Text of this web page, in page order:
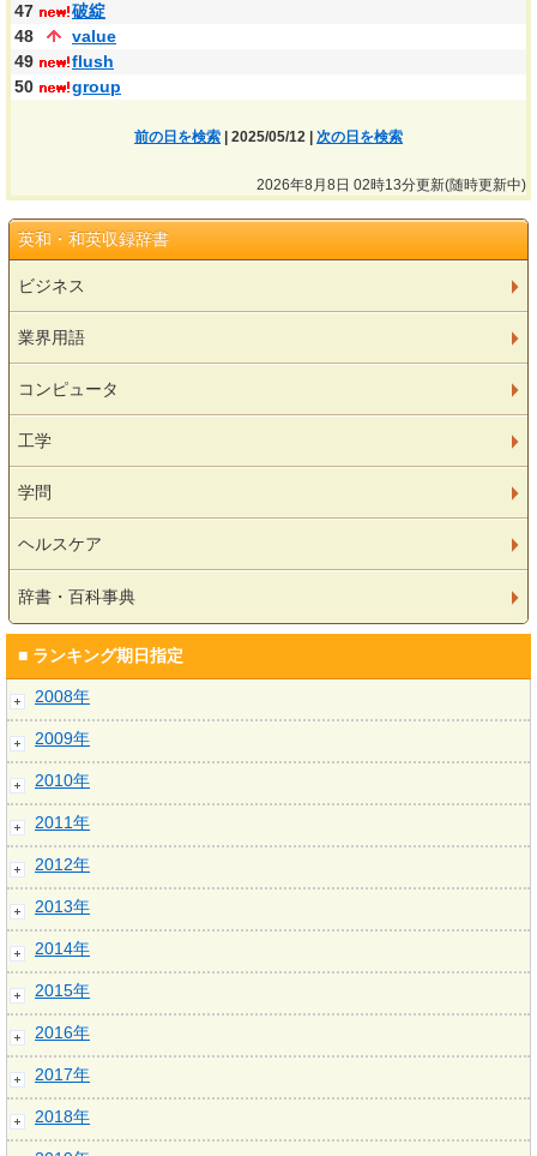
47
破綻
48
value
49
flush
50
group
前の日を検索 | 2025/05/12 | 次の日を検索
2026年8月8日 02時13分更新(随時更新中)
英和・和英収録辞書
ビジネス
業界用語
コンピュータ
工学
学問
ヘルスケア
辞書・百科事典
■ ランキング期日指定
2008年
2009年
2010年
2011年
2012年
2013年
2014年
2015年
2016年
2017年
2018年